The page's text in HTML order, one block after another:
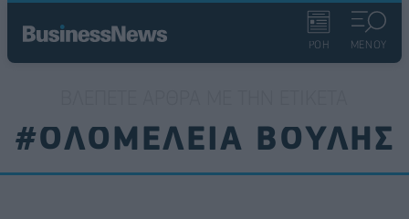
ΡΟΗ ΜΕΝΟΥ
#ΟΛΟΜΕΛΕΙΑ ΒΟΥΛΗΣ